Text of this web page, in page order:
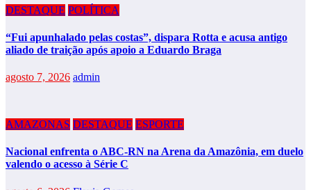
DESTAQUE POLÍTICA
“Fui apunhalado pelas costas”, dispara Rotta e acusa antigo
aliado de traição após apoio a Eduardo Braga
agosto 7, 2026 admin
AMAZONAS DESTAQUE ESPORTE
Nacional enfrenta o ABC-RN na Arena da Amazônia, em duelo
valendo o acesso à Série C